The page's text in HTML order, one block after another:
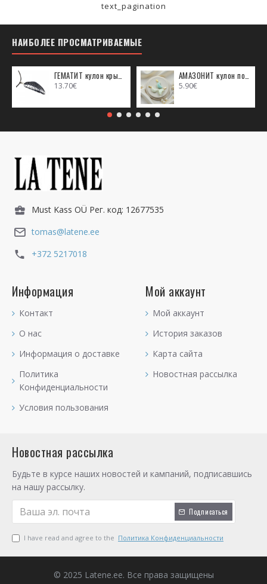
text_pagination
НАИБОЛЕЕ ПРОСМАТРИВАЕМЫЕ
13.70€ 5.90€
Must Kass OÜ Рег. код: 12677535
tomas@latene.ee
+372 5217018
Информация
Контакт
О нас
Информация о доставке
Политика
Конфиденциальности
Условия пользования
Мой аккаунт
Мой аккаунт
История заказов
Карта сайта
Новостная рассылка
Новостная рассылка
Будьте в курсе наших новостей и кампаний, подписавшись
на нашу рассылку.
Подписаться
I have read and agree to the Политика Конфиденциальности
© 2025 Latene.ee. Все права защищены